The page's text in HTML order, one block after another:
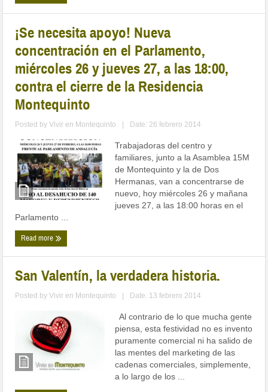
¡Se necesita apoyo! Nueva
concentración en el Parlamento,
miércoles 26 y jueves 27, a las 18:00,
contra el cierre de la Residencia
Montequinto
Posted byVivir en Montequinto Date: 26 febrero 2014
Trabajadoras del centro y
familiares, junto a la Asamblea 15M
de Montequinto y la de Dos
Hermanas, van a concentrarse de
nuevo, hoy miércoles 26 y mañana
jueves 27, a las 18:00 horas en el
Parlamento ...
Read more
San Valentín, la verdadera historia.
Posted byVivir en Montequinto Date: 13 febrero 2014
Al contrario de lo que mucha gente
piensa, esta festividad no es invento
puramente comercial ni ha salido de
las mentes del marketing de las
cadenas comerciales, simplemente,
a lo largo de los ...